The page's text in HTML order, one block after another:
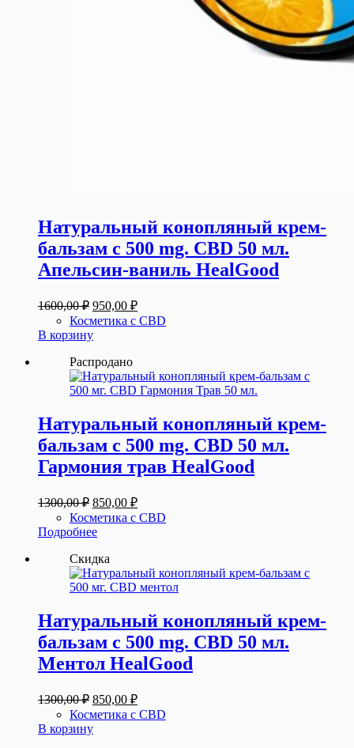
Натуральный конопляный крем-
бальзам с 500 mg. CBD 50 мл.
Апельсин-ваниль HealGood
1600,00₽ Первоначальная
цена
составляла
950,00 ₽Текущая
цена:
Косметика с CBD
В корзину
Распродано
Натуральный конопляный крем-
бальзам с 500 mg. CBD 50 мл.
Гармония трав HealGood
1300,00₽ Первоначальная
цена
составляла
850,00 ₽Текущая
цена:
Косметика с CBD
Подробнее
Скидка
Натуральный конопляный крем-
бальзам с 500 mg. CBD 50 мл.
Ментол HealGood
1300,00₽ Первоначальная
цена
составляла
850,00 ₽Текущая
цена:
Косметика с CBD
В корзину